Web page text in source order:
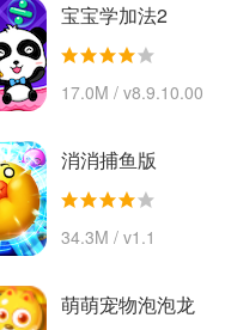
宝宝学加法2
17.0M / v8.9.10.00
消消捕鱼版
34.3M / v1.1
萌萌宠物泡泡龙